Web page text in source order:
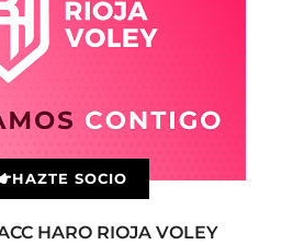
HAZTE SOCIO
HARO RIOJA VOLEY